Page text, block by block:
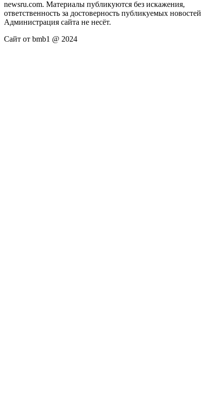
newsru.com. Материалы публикуются без искажения,
ответственность за достоверность публикуемых новостей
Администрация сайта не несёт.
Сайт от bmb1 @ 2024